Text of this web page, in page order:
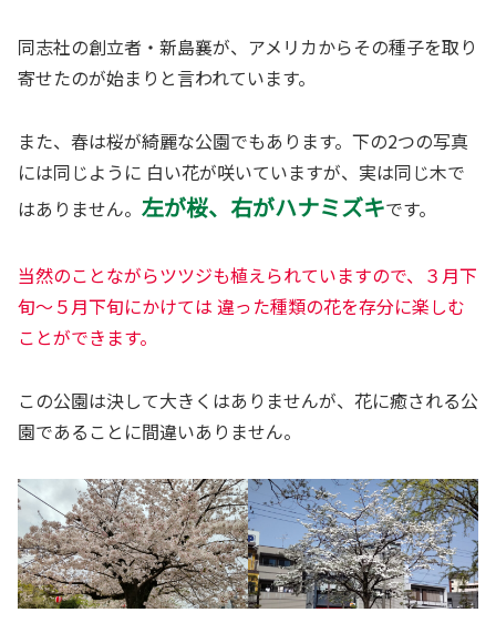
同志社の創立者・新島襄が、アメリカからその種子を取り
寄せたのが始まりと言われています。
また、春は桜が綺麗な公園でもあります。下の2つの写真
には同じように 白い花が咲いていますが、実は同じ木で
はありません。 左が桜、右がハナミズキです。
当然のことながらツツジも植えられていますので、３月下
旬～５月下旬にかけては 違った種類の花を存分に楽しむ
ことができます。
この公園は決して大きくはありませんが、花に癒される公
園であることに間違いありません。